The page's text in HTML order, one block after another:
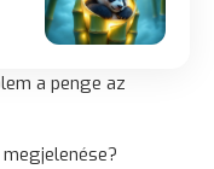
a penge az